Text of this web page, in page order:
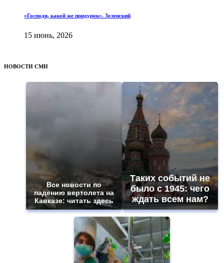
«Господи, какой же придурок». Зеленский
15 июнь, 2026
НОВОСТИ СМИ
Все новости по
падению вертолета на
Кавказе: читать здесь
Таких событий не
было с 1945: чего
ждать всем нам?